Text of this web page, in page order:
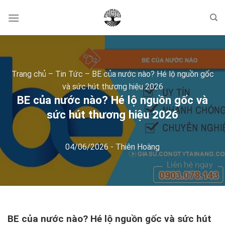
Trang chủ– Tin Tức – BE của nước nào? Hé lộ nguồn gốc
và sức hút thương hiệu 2026
BE của nước nào? Hé lộ nguồn gốc và
sức hút thương hiệu 2026
04/06/2026 - Thiên Hoàng
BE của nước nào? Hé lộ nguồn gốc và sức hút